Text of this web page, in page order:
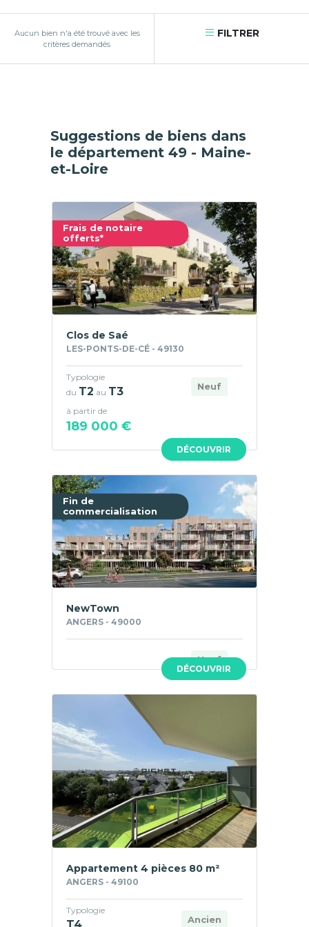
Aucun bien n'a été trouvé avec les
critères demandés
FILTRER
Suggestions de biens dans
le département 49 - Maine-
et-Loire
Frais de notaire
offerts*
DÉCOUVRIR
Clos de Saé
LES-PONTS-DE-CÉ - 49130
Neuf
Typologie
du T2 au T3
à partir de
189 000 €
Fin de
commercialisation
DÉCOUVRIR
NewTown
ANGERS - 49000
Neuf
Appartement 4 pièces 80 m²
ANGERS - 49100
Ancien
Typologie